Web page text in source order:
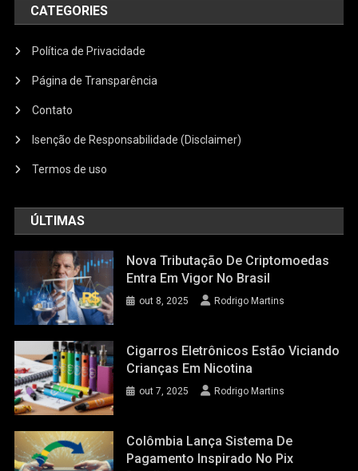
CATEGORIES
Política de Privacidade
Página de Transparência
Contato
Isenção de Responsabilidade (Disclaimer)
Termos de uso
ÚLTIMAS
Nova Tributação De Criptomoedas
Entra Em Vigor No Brasil
out 8, 2025 Rodrigo Martins
Cigarros Eletrônicos Estão Viciando
Crianças Em Nicotina
out 7, 2025 Rodrigo Martins
Colômbia Lança Sistema De
Pagamento Inspirado No Pix